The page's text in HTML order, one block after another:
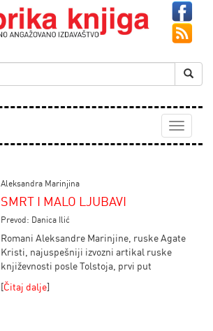
Toggle
Aleksandra Marinjina
SMRT I MALO LJUBAVI
Prevod: Danica Ilić
Romani Aleksandre Marinjine, ruske Agate
Kristi, najuspešniji izvozni artikal ruske
književnosti posle Tolstoja, prvi put
[Čitaj dalje]